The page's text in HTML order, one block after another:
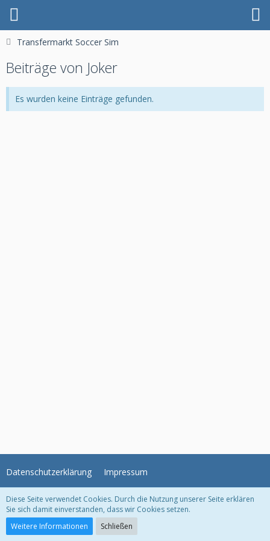
Transfermarkt Soccer Sim
Beiträge von Joker
Es wurden keine Einträge gefunden.
Datenschutzerklärung Impressum
WoltLab Suite Forum - Themenvorlage © 2004-2026
Community-Software:
Diese Seite verwendet Cookies. Durch die Nutzung unserer Seite erklären
Sie sich damit einverstanden, dass wir Cookies setzen.
Weitere Informationen
Schließen